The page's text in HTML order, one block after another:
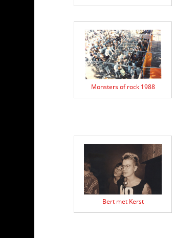
Monsters of rock 1988
Bert met Kerst